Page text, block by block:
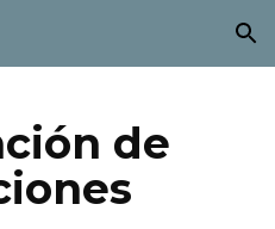
Skip to navigation
de